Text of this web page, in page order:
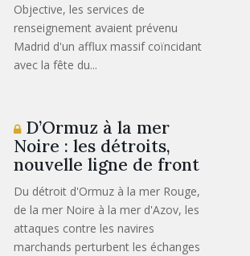
Objective, les services de
renseignement avaient prévenu
Madrid d'un afflux massif coïncidant
avec la fête du...
D’Ormuz à la mer
Noire : les détroits,
nouvelle ligne de front
Du détroit d'Ormuz à la mer Rouge,
de la mer Noire à la mer d'Azov, les
attaques contre les navires
marchands perturbent les échanges